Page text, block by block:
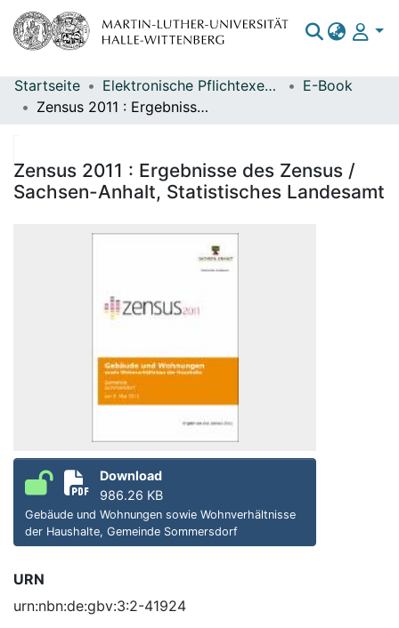
Bereiche & Sammlungen
Statistiken
Startseite Elektronische Pflichtexemplare
E-Book
Zensus 2011 : Ergebnisse des Zensus / Sachsen-Anhalt, Statistisches Landesamt
Zensus 2011 : Ergebnisse des Zensus /
Sachsen-Anhalt, Statistisches Landesamt
Download
986.26 KB
Gebäude und Wohnungen sowie Wohnverhältnisse
der Haushalte, Gemeinde Sommersdorf
URN
urn:nbn:de:gbv:3:2-41924